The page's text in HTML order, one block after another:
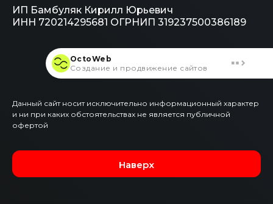
ИП Бамбуляк Кирилл Юрьевич
ИНН 720214295681 ОГРНИП 319237500386189
Данный сайт носит исключительно информационный характер
и ни при каких обстоятельствах не является публичной
офертой
Наверх
OctoWeb
Создание и продвижение сайтов